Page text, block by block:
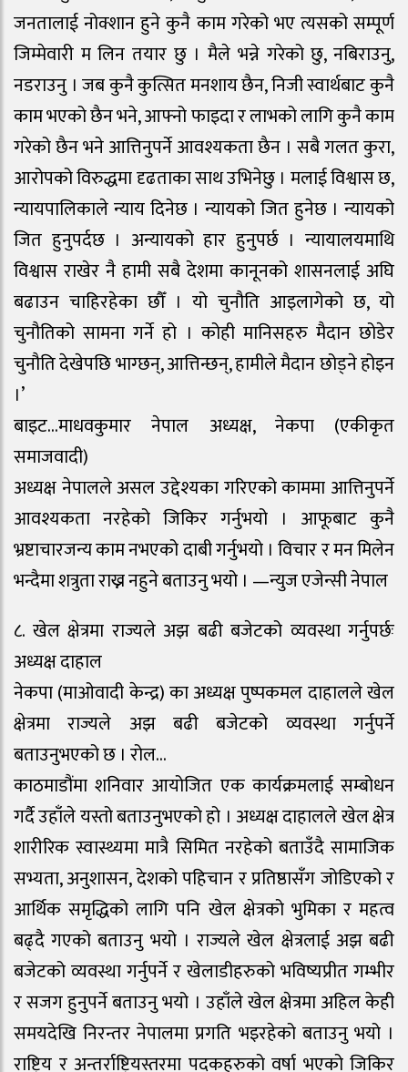
जनतालाई नोक्शान हुने कुनै काम गरेको भए त्यसको सम्पूर्ण
जिम्मेवारी म लिन तयार छु । मैले भन्ने गरेको छु, नबिराउनु,
नडराउनु । जब कुनै कुत्सित मनशाय छैन, निजी स्वार्थबाट कुनै
काम भएको छैन भने, आफ्नो फाइदा र लाभको लागि कुनै काम
गरेको छैन भने आत्तिनुपर्ने आवश्यकता छैन । सबै गलत कुरा,
आरोपको विरुद्धमा दृढताका साथ उभिनेछु । मलाई विश्वास छ,
न्यायपालिकाले न्याय दिनेछ । न्यायको जित हुनेछ । न्यायको
जित हुनुपर्दछ । अन्यायको हार हुनुपर्छ । न्यायालयमाथि
विश्वास राखेर नै हामी सबै देशमा कानूनको शासनलाई अघि
बढाउन चाहिरहेका छौँ । यो चुनौति आइलागेको छ, यो
चुनौतिको सामना गर्ने हो । कोही मानिसहरु मैदान छोडेर
चुनौति देखेपछि भाग्छन्, आत्तिन्छन्, हामीले मैदान छोड्ने होइन
।’
बाइट…माधवकुमार नेपाल अध्यक्ष, नेकपा (एकीकृत
समाजवादी)
अध्यक्ष नेपालले असल उद्देश्यका गरिएको काममा आत्तिनुपर्ने
आवश्यकता नरहेको जिकिर गर्नुभयो । आफूबाट कुनै
भ्रष्टाचारजन्य काम नभएको दाबी गर्नुभयो । विचार र मन मिलेन
भन्दैमा शत्रुता राख्न नहुने बताउनु भयो । —न्युज एजेन्सी नेपाल
८. खेल क्षेत्रमा राज्यले अझ बढी बजेटको व्यवस्था गर्नुपर्छः
अध्यक्ष दाहाल
नेकपा (माओवादी केन्द्र) का अध्यक्ष पुष्पकमल दाहालले खेल
क्षेत्रमा राज्यले अझ बढी बजेटको व्यवस्था गर्नुपर्ने
बताउनुभएको छ । रोल…
काठमाडौंमा शनिवार आयोजित एक कार्यक्रमलाई सम्बोधन
गर्दै उहाँले यस्तो बताउनुभएको हो । अध्यक्ष दाहालले खेल क्षेत्र
शारीरिक स्वास्थ्यमा मात्रै सिमित नरहेको बताउँदै सामाजिक
सभ्यता, अनुशासन, देशको पहिचान र प्रतिष्ठासँग जोडिएको र
आर्थिक समृद्धिको लागि पनि खेल क्षेत्रको भुमिका र महत्व
बढ्दै गएको बताउनु भयो । राज्यले खेल क्षेत्रलाई अझ बढी
बजेटको व्यवस्था गर्नुपर्ने र खेलाडीहरुको भविष्यप्रीत गम्भीर
र सजग हुनुपर्ने बताउनु भयो । उहाँले खेल क्षेत्रमा अहिल केही
समयदेखि निरन्तर नेपालमा प्रगति भइरहेको बताउनु भयो ।
राष्ट्रिय र अन्तर्राष्ट्रियस्तरमा पदकहरुको वर्षा भएको जिकिर